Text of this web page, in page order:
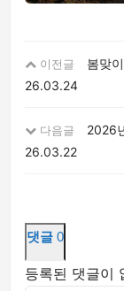
이전글
봄맞
26.03.24
다음글
2026
26.03.22
댓글 0
등록된 댓글이